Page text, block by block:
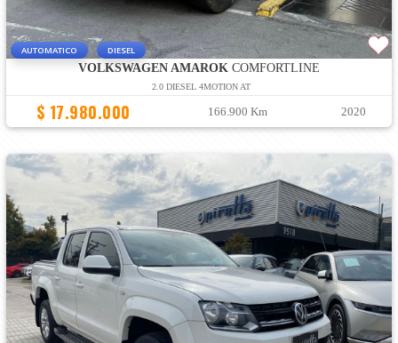
AUTOMATICO DIESEL
VOLKSWAGEN AMAROK COMFORTLINE
2.0 DIESEL 4MOTION AT
$ 17.980.000 166.900 Km 2020